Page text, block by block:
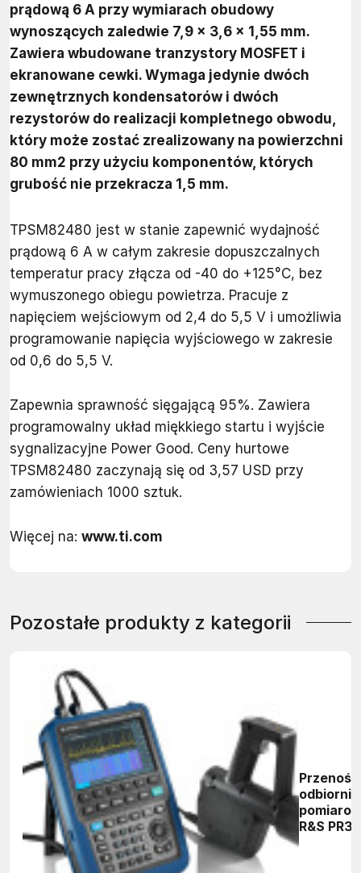
prądową 6 A przy wymiarach obudowy
wynoszących zaledwie 7,9 x 3,6 x 1,55 mm.
Zawiera wbudowane tranzystory MOSFET i
ekranowane cewki. Wymaga jedynie dwóch
zewnętrznych kondensatorów i dwóch
rezystorów do realizacji kompletnego obwodu,
który może zostać zrealizowany na powierzchni
80 mm2 przy użyciu komponentów, których
grubość nie przekracza 1,5 mm.
TPSM82480 jest w stanie zapewnić wydajność
prądową 6 A w całym zakresie dopuszczalnych
temperatur pracy złącza od -40 do +125°C, bez
wymuszonego obiegu powietrza. Pracuje z
napięciem wejściowym od 2,4 do 5,5 V i umożliwia
programowanie napięcia wyjściowego w zakresie
od 0,6 do 5,5 V.
Zapewnia sprawność sięgającą 95%. Zawiera
programowalny układ miękkiego startu i wyjście
sygnalizacyjne Power Good. Ceny hurtowe
TPSM82480 zaczynają się od 3,57 USD przy
zamówieniach 1000 sztuk.
Więcej na: www.ti.com
Pozostałe produkty z kategorii
odbiornik
R&S